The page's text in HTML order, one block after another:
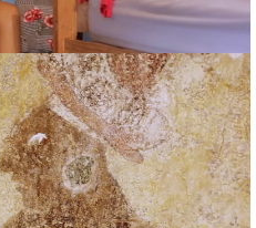
LANCANDÓN. CORTESÍA